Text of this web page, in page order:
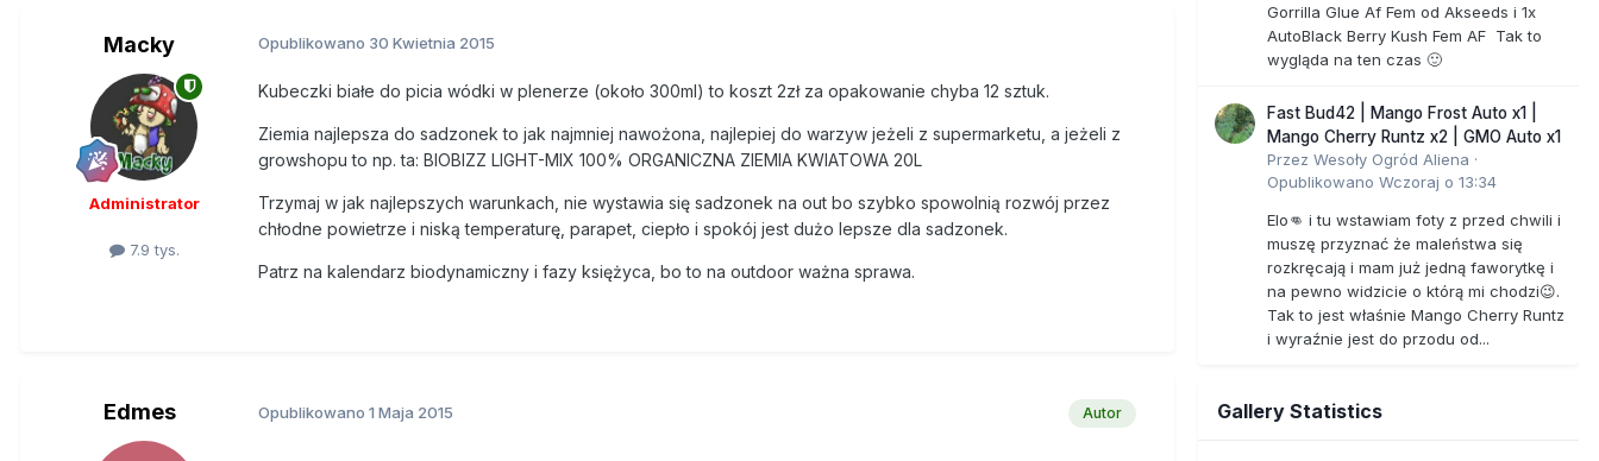
Macky
Administrator
7.9 tys.
Opublikowano 30 Kwietnia 2015
Kubeczki białe do picia wódki w plenerze (około 300ml) to koszt 2zł za opakowanie chyba 12 sztuk.
Ziemia najlepsza do sadzonek to jak najmniej nawożona, najlepiej do warzyw jeżeli z supermarketu, a jeżeli z
growshopu to np. ta: BIOBIZZ LIGHT-MIX 100% ORGANICZNA ZIEMIA KWIATOWA 20L
Trzymaj w jak najlepszych warunkach, nie wystawia się sadzonek na out bo szybko spowolnią rozwój przez
chłodne powietrze i niską temperaturę, parapet, ciepło i spokój jest dużo lepsze dla sadzonek.
Patrz na kalendarz biodynamiczny i fazy księżyca, bo to na outdoor ważna sprawa.
Edmes Autor
Opublikowano 1 Maja 2015
Gorrilla Glue Af Fem od Akseeds i 1x
AutoBlack Berry Kush Fem AF Tak to
wygląda na ten czas 🙂
Fast Bud42 | Mango Frost Auto x1 |
Mango Cherry Runtz x2 | GMO Auto x1
Przez Wesoły Ogród Aliena ·
Opublikowano Wczoraj o 13:34
Elo👊 i tu wstawiam foty z przed chwili i
muszę przyznać że maleństwa się
rozkręcają i mam już jedną faworytkę i
na pewno widzicie o którą mi chodzi😉.
Tak to jest właśnie Mango Cherry Runtz
i wyraźnie jest do przodu od...
Gallery Statistics